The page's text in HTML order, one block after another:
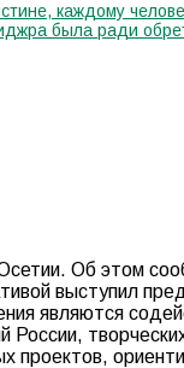
каждому
была ради
Об этом
выступил
являются
проектов,